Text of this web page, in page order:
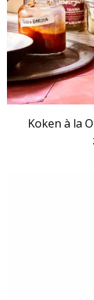
Koken à la